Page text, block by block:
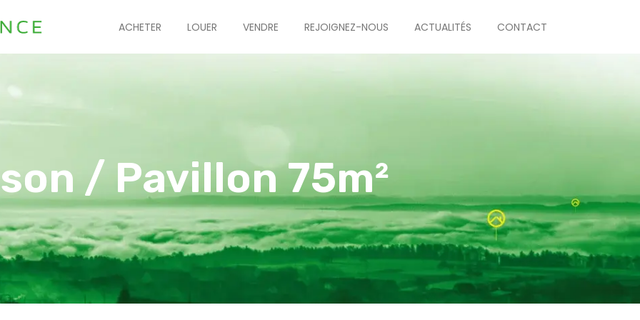
ACHETER LOUER VENDRE REJOIGNEZ-NOUS ACTUALITÉS CONTACT
/ Pavillon 75m²